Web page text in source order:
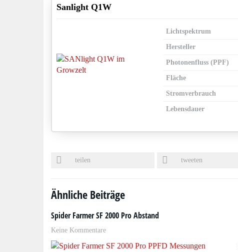
Sanlight Q1W
Lichtspektrum
Hersteller
Photonenfluss (PPF)
Fläche
Stromverbrauch
Lebensdauer
teilen tweeten
Ähnliche Beiträge
Spider Farmer SF 2000 Pro Abstand
Keine Kommentare